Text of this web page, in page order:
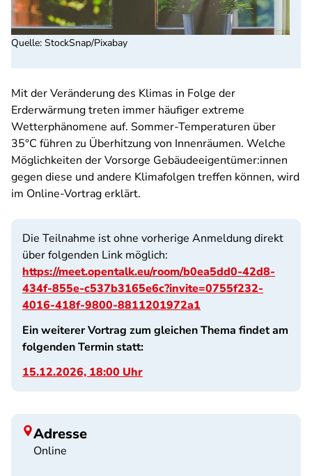
Quelle: StockSnap/Pixabay
Mit der Veränderung des Klimas in Folge der
Erderwärmung treten immer häufiger extreme
Wetterphänomene auf. Sommer-Temperaturen über
35°C führen zu Überhitzung von Innenräumen. Welche
Möglichkeiten der Vorsorge Gebäudeeigentümer:innen
gegen diese und andere Klimafolgen treffen können, wird
im Online-Vortrag erklärt.
Die Teilnahme ist ohne vorherige Anmeldung direkt
über folgenden Link möglich:
https://meet.opentalk.eu/room/b0ea5dd0-42d8-
434f-855e-c537b3165e6c?invite=0755f232-
4016-418f-9800-8811201972a1
Ein weiterer Vortrag zum gleichen Thema findet am
folgenden Termin statt:
15.12.2026, 18:00 Uhr
Adresse
Online